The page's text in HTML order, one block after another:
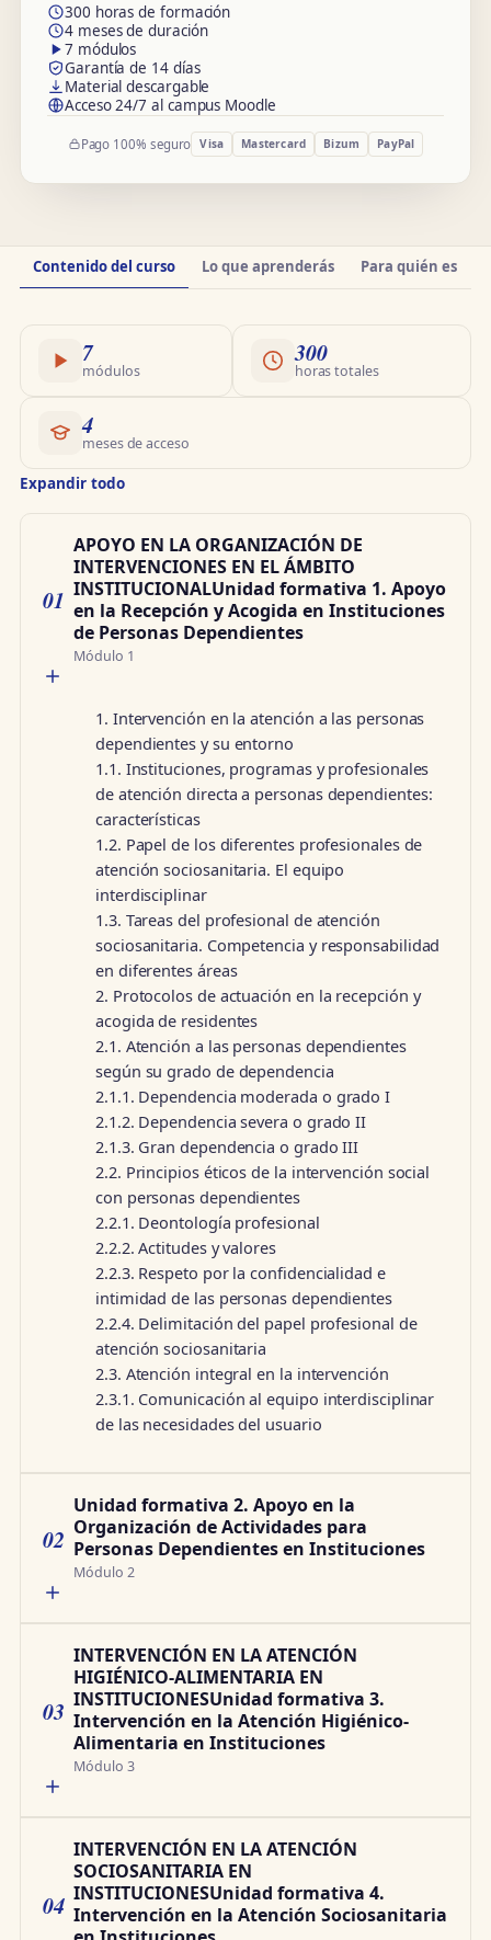
300 horas de formación
4 meses de duración
7 módulos
Garantía de 14 días
Material descargable
Acceso 24/7 al campus Moodle
Pago 100% seguro Visa Mastercard Bizum PayPal
Información
del
Contenido del curso Lo que aprenderás Para quién es
7
módulos
300
horas totales
4
meses de acceso
Expandir todo
01
APOYO EN LA ORGANIZACIÓN DE
INTERVENCIONES EN EL ÁMBITO
INSTITUCIONALUnidad formativa 1. Apoyo
en la Recepción y Acogida en Instituciones
de Personas Dependientes
Módulo 1
1. Intervención en la atención a las personas
dependientes y su entorno
1.1. Instituciones, programas y profesionales
de atención directa a personas dependientes:
características
1.2. Papel de los diferentes profesionales de
atención sociosanitaria. El equipo
interdisciplinar
1.3. Tareas del profesional de atención
sociosanitaria. Competencia y responsabilidad
en diferentes áreas
2. Protocolos de actuación en la recepción y
acogida de residentes
2.1. Atención a las personas dependientes
según su grado de dependencia
2.1.1. Dependencia moderada o grado I
2.1.2. Dependencia severa o grado II
2.1.3. Gran dependencia o grado III
2.2. Principios éticos de la intervención social
con personas dependientes
2.2.1. Deontología profesional
2.2.2. Actitudes y valores
2.2.3. Respeto por la confidencialidad e
intimidad de las personas dependientes
2.2.4. Delimitación del papel profesional de
atención sociosanitaria
2.3. Atención integral en la intervención
2.3.1. Comunicación al equipo interdisciplinar
de las necesidades del usuario
02
Unidad formativa 2. Apoyo en la
Organización de Actividades para
Personas Dependientes en Instituciones
Módulo 2
03
INTERVENCIÓN EN LA ATENCIÓN
HIGIÉNICO-ALIMENTARIA EN
INSTITUCIONESUnidad formativa 3.
Intervención en la Atención Higiénico-
Alimentaria en Instituciones
Módulo 3
04
INTERVENCIÓN EN LA ATENCIÓN
SOCIOSANITARIA EN
INSTITUCIONESUnidad formativa 4.
Intervención en la Atención Sociosanitaria